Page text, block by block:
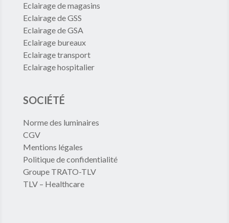
Eclairage de magasins
Eclairage de GSS
Eclairage de GSA
Eclairage bureaux
Eclairage transport
Eclairage hospitalier
SOCIÉTÉ
Norme des luminaires
CGV
Mentions légales
Politique de confidentialité
Groupe TRATO-TLV
TLV – Healthcare